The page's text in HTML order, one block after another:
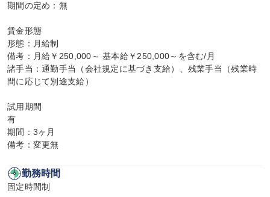
期間の定め：無
賃金形態
形態：月給制
備考：月給￥250,000～ 基本給￥250,000～を含む/月
諸手当：通勤手当（会社規定に基づき支給）、残業手当（残業時
間に応じて別途支給）
試用期間
有
期間：3ヶ月
備考：変更無
勤務時間
固定時間制